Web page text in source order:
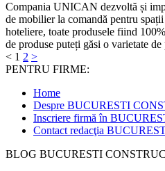
Compania UNICAN dezvoltă și
de mobilier la comandă pentru
hoteliere, toate produsele fiind
de produse puteți găsi o varietate de
< 1 2 >
PENTRU FIRME:
Home
Despre BUCURESTI
Inscriere firmă în
Contact redacţia
BLOG BUCURESTI